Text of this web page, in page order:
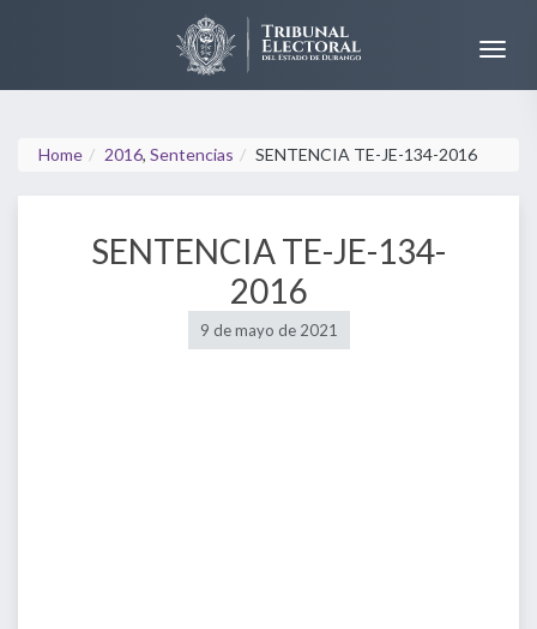
Home 2016, Sentencias SENTENCIA TE-JE-134-2016
SENTENCIA TE-JE-134-
2016
9 de mayo de 2021